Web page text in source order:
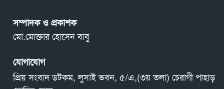
সম্পাদক ও প্রকাশক
মো.মোক্তার হোসেন বাবু
যোগাযোগ
প্রিয় সংবাদ ডটকম, লুসাই ভবন, ৫/এ,(৩য় তলা) চেরাগী পাহাড়